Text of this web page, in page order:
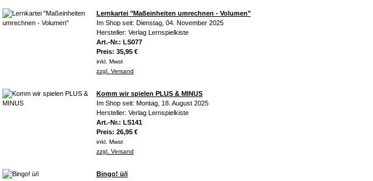
Lernkartei "Maßeinheiten umrechnen - Volumen"
Im Shop seit: Dienstag, 04. November 2025
Hersteller: Verlag Lernspielkiste
Art.-Nr.: LS077
Preis: 35,95 €
inkl. Mwst
zzgl. Versand
Komm wir spielen PLUS & MINUS
Im Shop seit: Montag, 18. August 2025
Hersteller: Verlag Lernspielkiste
Art.-Nr.: LS141
Preis: 26,95 €
inkl. Mwst
zzgl. Versand
Bingo! ü/i